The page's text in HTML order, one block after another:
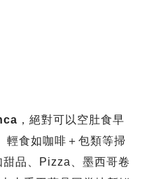
，絕對可以空肚食早
輕食如咖啡＋包類等掃
品、Pizza、墨西哥卷